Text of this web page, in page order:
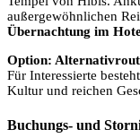
außergewöhnlichen
Übernachtung im
Option:
Für Interessierte
Kultur und reichen
Buchungs- und